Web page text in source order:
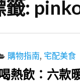
籤:
購物指南, 宅配美食
熱飲：六款